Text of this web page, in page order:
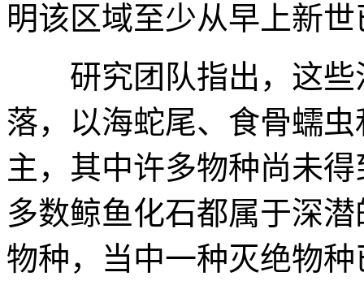
明该区域至少从早上新
研究团队指出，这些
落，以海蛇尾、食骨蠕
主，其中许多物种尚未
多数鲸鱼化石都属于深
物种，当中一种灭绝物